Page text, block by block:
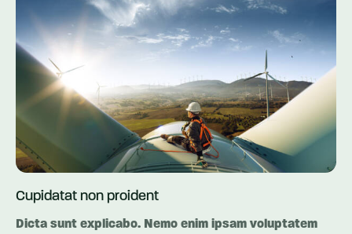
Cupidatat non proident
Dicta sunt explicabo. Nemo enim ipsam voluptatem